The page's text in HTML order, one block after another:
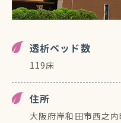
透析ベッド数
119床
住所
大阪府岸和田市西之